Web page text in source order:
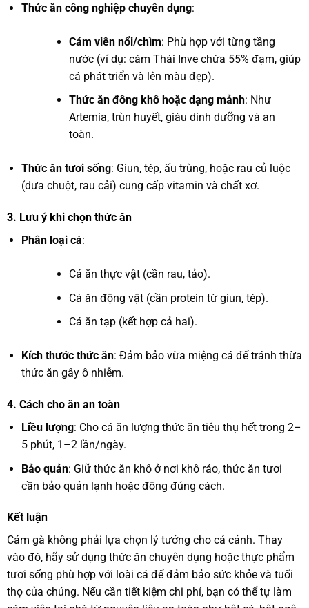
Thức ăn công nghiệp chuyên dụng:
Cám viên nổi/chìm: Phù hợp với từng tầng
nước (ví dụ: cám Thái Inve chứa 55% đạm, giúp
cá phát triển và lên màu đẹp).
Thức ăn đông khô hoặc dạng mảnh: Như
Artemia, trùn huyết, giàu dinh dưỡng và an
toàn.
Thức ăn tươi sống: Giun, tép, ấu trùng, hoặc rau củ luộc
(dưa chuột, rau cải) cung cấp vitamin và chất xơ.
3. Lưu ý khi chọn thức ăn
Phân loại cá:
Cá ăn thực vật (cần rau, tảo).
Cá ăn động vật (cần protein từ giun, tép).
Cá ăn tạp (kết hợp cả hai).
Kích thước thức ăn: Đảm bảo vừa miệng cá để tránh thừa
thức ăn gây ô nhiễm.
4. Cách cho ăn an toàn
Liều lượng: Cho cá ăn lượng thức ăn tiêu thụ hết trong 2–
5 phút, 1–2 lần/ngày.
Bảo quản: Giữ thức ăn khô ở nơi khô ráo, thức ăn tươi
cần bảo quản lạnh hoặc đông đúng cách.
Kết luận
Cám gà không phải lựa chọn lý tưởng cho cá cảnh. Thay
vào đó, hãy sử dụng thức ăn chuyên dụng hoặc thực phẩm
tươi sống phù hợp với loài cá để đảm bảo sức khỏe và tuổi
thọ của chúng. Nếu cần tiết kiệm chi phí, bạn có thể tự làm